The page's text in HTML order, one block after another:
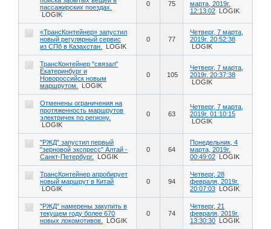
пассажирских поездах.
LOGIK
0 75
марта, 2019г.
12:13:02 LOGIK
«ТрансКонтейнер» запустил
новый регулярный сервис
из СПб в Казахстан.
LOGIK
0 77
Четверг, 7 марта,
2019г. 20:52:38
LOGIK
ТрансКонтейнер "связал"
Екатеринбург и
Новороссийск новым
маршрутом.
LOGIK
0 105
Четверг, 7 марта,
2019г. 20:37:38
LOGIK
Отменены ограничения на
протяженность маршрутов
электричек по региону.
LOGIK
0 63
Четверг, 7 марта,
2019г. 01:10:15
LOGIK
"РЖД" запустил первый
"зерновой экспресс" Алтай -
Санкт-Петербург.
LOGIK
0 64
Понедельник, 4
марта, 2019г.
00:49:02 LOGIK
ТрансКонтейнер апробирует
новый маршрут в Китай
LOGIK
0 94
Четверг, 28
февраля, 2019г.
20:07:03 LOGIK
"РЖД" намерены закупить в
текущем году более 670
новых локомотивов.
LOGIK
0 74
Четверг, 21
февраля, 2019г.
13:30:30 LOGIK